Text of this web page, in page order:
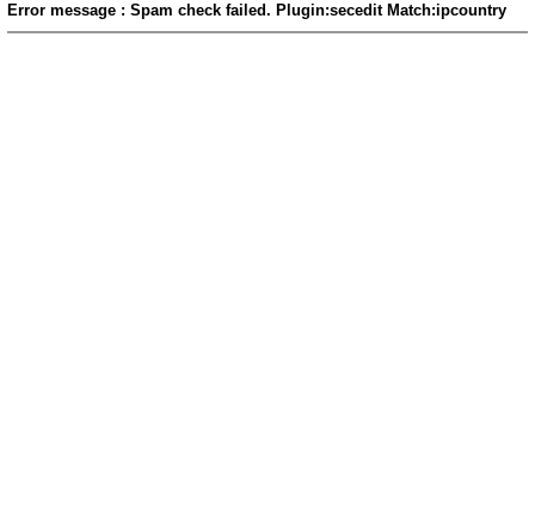
Error message : Spam check failed. Plugin:secedit Match:ipcountry